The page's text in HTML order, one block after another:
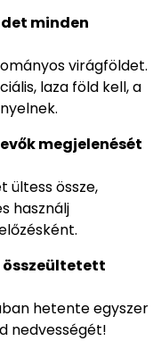
minden
virágföldet.
laza föld kell, a
megjelenését
ültess össze,
használj
összeültetett
hetente egyszer
nedvességét!